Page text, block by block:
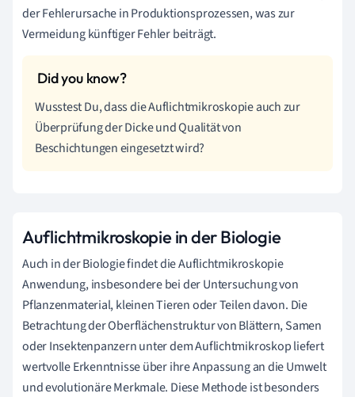
der Fehlerursache in Produktionsprozessen, was zur
Vermeidung künftiger Fehler beiträgt.
Wusstest Du, dass die Auflichtmikroskopie auch zur
Überprüfung der Dicke und Qualität von
Beschichtungen eingesetzt wird?
Auflichtmikroskopie in der Biologie
Auch in der Biologie findet die Auflichtmikroskopie
Anwendung, insbesondere bei der Untersuchung von
Pflanzenmaterial, kleinen Tieren oder Teilen davon. Die
Betrachtung der Oberflächenstruktur von Blättern, Samen
oder Insektenpanzern unter dem Auflichtmikroskop liefert
wertvolle Erkenntnisse über ihre Anpassung an die Umwelt
und evolutionäre Merkmale. Diese Methode ist besonders